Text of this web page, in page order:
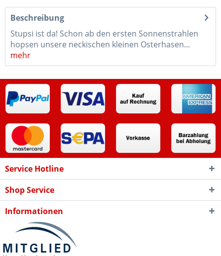
Beschreibung
Stupsi ist da! Schon ab den ersten Sonnenstrahlen
hopsen unsere neckischen kleinen Osterhasen...
mehr
Service Hotline
Shop Service
Informationen